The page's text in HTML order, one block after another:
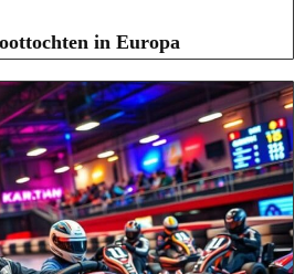
in Europa